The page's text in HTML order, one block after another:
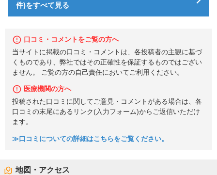
件)をすべて見る
口コミ・コメントをご覧の方へ
当サイトに掲載の口コミ・コメントは、各投稿者の主観に基づ
くものであり、弊社ではその正確性を保証するものではござい
ません。 ご覧の方の自己責任においてご利用ください。
医療機関の方へ
投稿された口コミに関してご意見・コメントがある場合は、各
口コミの末尾にあるリンク(入力フォーム)からご返信いただけ
ます。
≫口コミについての詳細はこちらをご覧ください。
地図・アクセス